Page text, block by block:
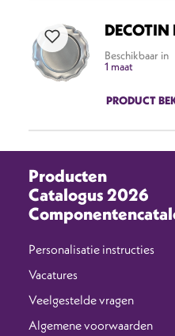
DECOTIN
Beschikbaar in
1 maat
PRODUCT
Producten
Catalogus 2026
Personalisatie instructies
Vacatures
Veelgestelde vragen
Algemene voorwaarden